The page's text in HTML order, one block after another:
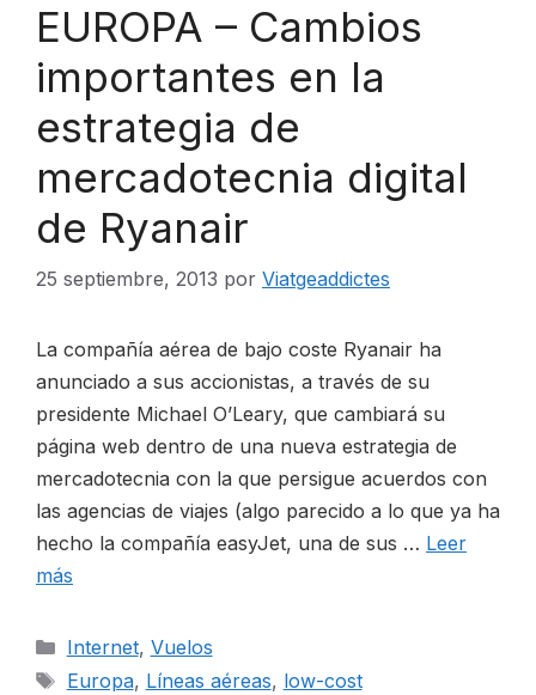
RECURSOS
NOTICIAS
CONTACTO
EUROPA – Cambios
importantes en la
estrategia de
mercadotecnia digital
de Ryanair
25 septiembre, 2013 por Viatgeaddictes
La compañía aérea de bajo coste Ryanair ha
anunciado a sus accionistas, a través de su
presidente Michael O’Leary, que cambiará su
página web dentro de una nueva estrategia de
mercadotecnia con la que persigue acuerdos con
las agencias de viajes (algo parecido a lo que ya ha
hecho la compañía easyJet, una de sus … Leer
más
Categorías
Internet, Vuelos
Etiquetas
Europa, Líneas aéreas, low-cost